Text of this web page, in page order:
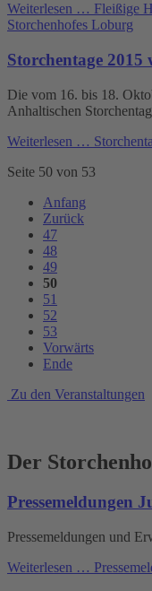
Weiterlesen … Fleißige
Storchenhofes Loburg
Storchentage 2015
Die vom 16. bis 18.
Anhaltischen
Weiterlesen …
Seite 50 von 53
Anfang
Zurück
47
48
49
50
51
52
53
Vorwärts
Ende
Zu den Veranstaltungen
Der
Pressemeldungen
Pressemeldungen und
Weiterlesen …